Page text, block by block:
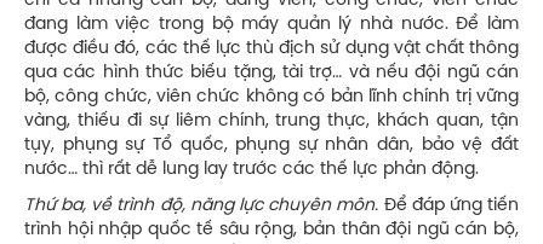
đang làm việc trong bộ máy quản lý nhà nước. Để làm
được điều đó, các thế lực thù địch sử dụng vật chất thông
qua các hình thức biếu tặng, tài trợ… và nếu đội ngũ cán
bộ, công chức, viên chức không có bản lĩnh chính trị vững
vàng, thiếu đi sự liêm chính, trung thực, khách quan, tận
tụy, phụng sự Tổ quốc, phụng sự nhân dân, bảo vệ đất
nước… thì rất dễ lung lay trước các thế lực phản động.
Thứ ba, về trình độ, năng lực chuyên môn. Để đáp ứng tiến
trình hội nhập quốc tế sâu rộng, bản thân đội ngũ cán bộ,